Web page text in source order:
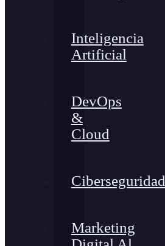
Inteligencia
Artificial
DevOps
&
Cloud
Ciberseguridad
Marketing